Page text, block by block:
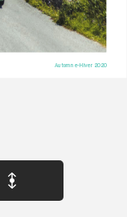
Automne-Hiver 2020